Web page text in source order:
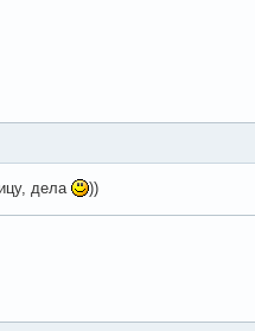
дела ))